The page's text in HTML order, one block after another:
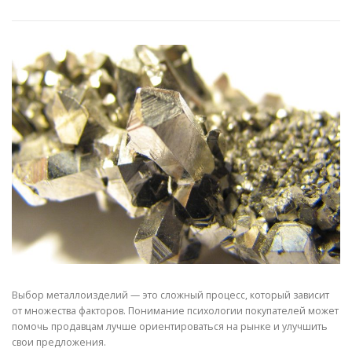
СТАТЬИ
Выбор металлоизделий — это сложный процесс, который зависит
от множества факторов. Понимание психологии покупателей может
помочь продавцам лучше ориентироваться на рынке и улучшить
свои предложения.